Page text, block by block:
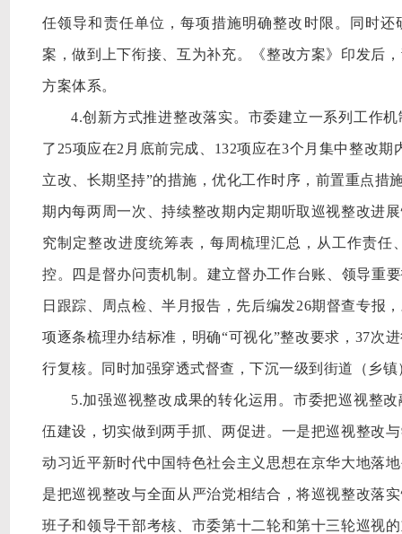
任领导和责任单位，每项措施明确整改时限。同时
案，做到上下衔接、互为补充。《整改方案》印发后
方案体系。
4.创新方式推进整改落实。市委建立一系列工作
了25项应在2月底前完成、132项应在3个月集中整改
立改、长期坚持”的措施，优化工作时序，前置重点措
期内每两周一次、持续整改期内定期听取巡视整改进
究制定整改进度统筹表，每周梳理汇总，从工作责
控。四是督办问责机制。建立督办工作台账、领导重
日跟踪、周点检、半月报告，先后编发26期督查专报
项逐条梳理办结标准，明确“可视化”整改要求，37次
行复核。同时加强穿透式督查，下沉一级到街道（乡
5.加强巡视整改成果的转化运用。市委把巡视整
伍建设，切实做到两手抓、两促进。一是把巡视整改
动习近平新时代中国特色社会主义思想在京华大地落
是把巡视整改与全面从严治党相结合，将巡视整改落
班子和领导干部考核、市委第十二轮和第十三轮巡视